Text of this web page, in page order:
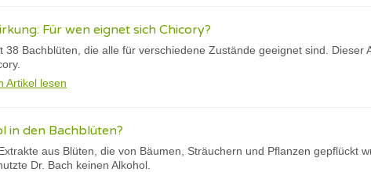
Für wen eignet sich Chicory?
38 Bachblüten, die alle für verschiedene Zustände geeignet sind. Dieser
Artikel lesen
in den Bachblüten?
aus Blüten, die von Bäumen, Sträuchern und Pflanzen gepflückt
Dr. Bach keinen Alkohol.